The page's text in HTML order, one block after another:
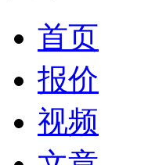
首页
报价
视频